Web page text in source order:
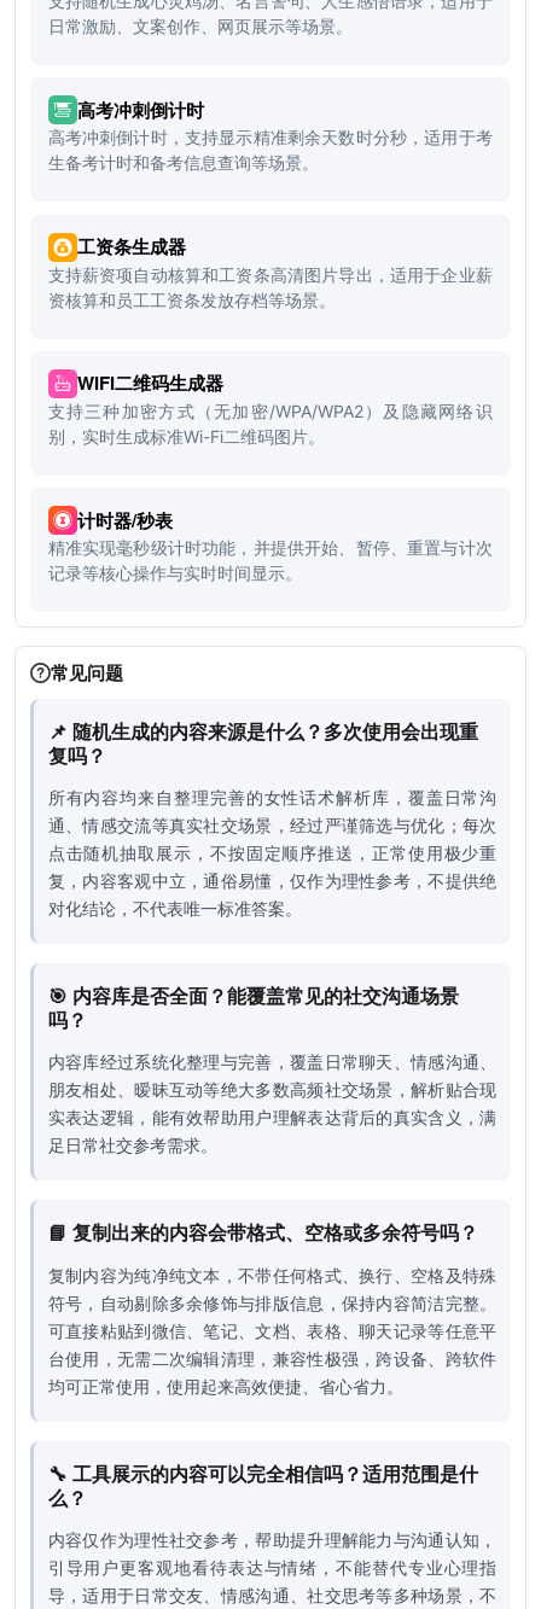
日常激励、文案创作、网页展示等场景。
高考冲刺倒计时
高考冲刺倒计时，支持显示精准剩余天数时分秒，适用于考
生备考计时和备考信息查询等场景。
工资条生成器
支持薪资项自动核算和工资条高清图片导出，适用于企业薪
资核算和员工工资条发放存档等场景。
WIFI二维码生成器
支持三种加密方式（无加密/WPA/WPA2）及隐藏网络识
别，实时生成标准Wi-Fi二维码图片。
计时器/秒表
精准实现毫秒级计时功能，并提供开始、暂停、重置与计次
记录等核心操作与实时时间显示。
常见问题
📌 随机生成的内容来源是什么？多次使用会出现重
复吗？
所有内容均来自整理完善的女性话术解析库，覆盖日常沟
通、情感交流等真实社交场景，经过严谨筛选与优化；每次
点击随机抽取展示，不按固定顺序推送，正常使用极少重
复，内容客观中立，通俗易懂，仅作为理性参考，不提供绝
对化结论，不代表唯一标准答案。
🎯 内容库是否全面？能覆盖常见的社交沟通场景
吗？
内容库经过系统化整理与完善，覆盖日常聊天、情感沟通、
朋友相处、暧昧互动等绝大多数高频社交场景，解析贴合现
实表达逻辑，能有效帮助用户理解表达背后的真实含义，满
足日常社交参考需求。
📘 复制出来的内容会带格式、空格或多余符号吗？
复制内容为纯净纯文本，不带任何格式、换行、空格及特殊
符号，自动剔除多余修饰与排版信息，保持内容简洁完整。
可直接粘贴到微信、笔记、文档、表格、聊天记录等任意平
台使用，无需二次编辑清理，兼容性极强，跨设备、跨软件
均可正常使用，使用起来高效便捷、省心省力。
🔧 工具展示的内容可以完全相信吗？适用范围是什
么？
内容仅作为理性社交参考，帮助提升理解能力与沟通认知，
引导用户更客观地看待表达与情绪，不能替代专业心理指
导，适用于日常交友、情感沟通、社交思考等多种场景，不